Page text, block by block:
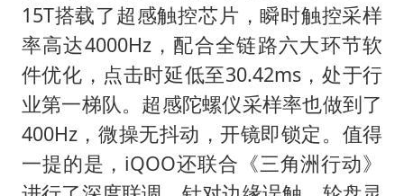
15T搭载了超感触控芯片，瞬时触控采样
率高达4000Hz，配合全链路六大环节软
件优化，点击时延低至30.42ms，处于行
业第一梯队。超感陀螺仪采样率也做到了
400Hz，微操无抖动，开镜即锁定。值得
一提的是，iQOO还联合《三角洲行动》